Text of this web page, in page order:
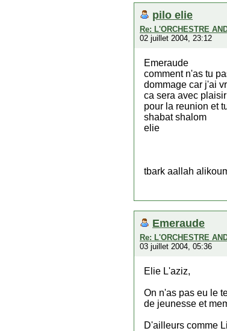
pilo elie
Re: L'ORCHESTRE
02 juillet 2004, 23:12
Emeraude
comment n'as tu
dommage car j'ai
ca sera avec
pour la reunion et
shabat shalom
elie
tbark aallah
Emeraude
Re: L'ORCHESTRE
03 juillet 2004, 05:36
Elie L'aziz,
On n'as pas eu le
de jeunesse et
D'ailleurs comme